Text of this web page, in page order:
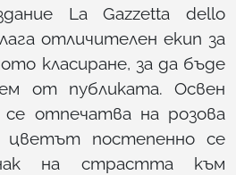
La Gazzetta dello
отличителен екип за
класиране, за да бъде
от публиката. Освен
отпечатва на розова
постепенно се
на страстта към